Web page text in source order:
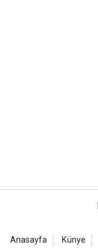
Anasayfa Künye